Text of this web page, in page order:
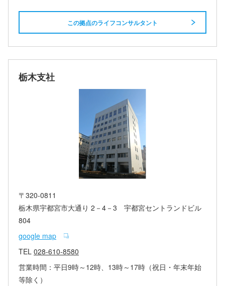
この拠点のライフコンサルタント
栃木支社
〒320-0811
栃木県宇都宮市大通り 2－4－3 宇都宮セントランドビル
804
google map
TEL 028-610-8580
営業時間：平日9時～12時、13時～17時（祝日・年末年始
等除く）